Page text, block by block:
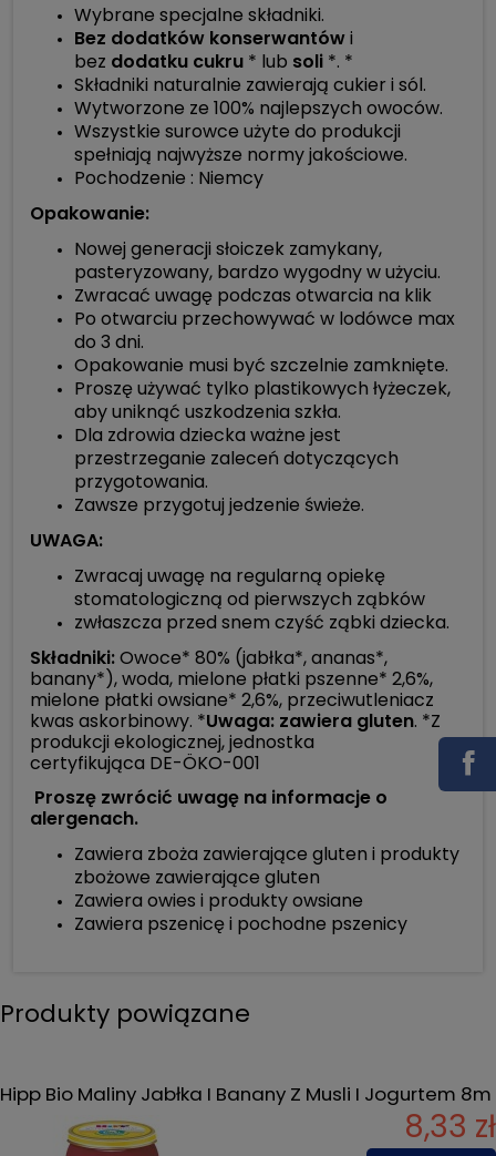
Wybrane specjalne składniki.
Bez dodatków konserwantówi
bez dodatku cukru * lub soli *. *
Składniki naturalnie zawierają cukier i sól.
Wytworzone ze 100% najlepszych owoców.
Wszystkie surowce użyte do produkcji
spełniają najwyższe normy jakościowe.
Pochodzenie : Niemcy
Opakowanie:
Nowej generacji słoiczek zamykany,
pasteryzowany, bardzo wygodny w użyciu.
Zwracać uwagę podczas otwarcia na klik
Po otwarciu przechowywać w lodówce max
do 3 dni.
Opakowanie musi być szczelnie zamknięte.
Proszę używać tylko plastikowych łyżeczek,
aby uniknąć uszkodzenia szkła.
Dla zdrowia dziecka ważne jest
przestrzeganie zaleceń dotyczących
przygotowania.
Zawsze przygotuj jedzenie świeże.
UWAGA:
Zwracaj uwagę na regularną opiekę
stomatologiczną od pierwszych ząbków
zwłaszcza przed snem czyść ząbki dziecka.
Składniki:Owoce* 80% (jabłka*, ananas*,
banany*), woda, mielone płatki pszenne* 2,6%,
mielone płatki owsiane* 2,6%, przeciwutleniacz
kwas askorbinowy. *Uwaga: zawiera gluten. *Z
produkcji ekologicznej, jednostka
certyfikująca DE-ÖKO-001
Proszę zwrócić uwagę na informacje o
alergenach.
Zawiera zboża zawierające gluten i produkty
zbożowe zawierające gluten
Zawiera owies i produkty owsiane
Zawiera pszenicę i pochodne pszenicy
Produkty powiązane
Hipp Bio Maliny Jabłka I Banany Z Musli I Jogurtem 8m
8,33 zł